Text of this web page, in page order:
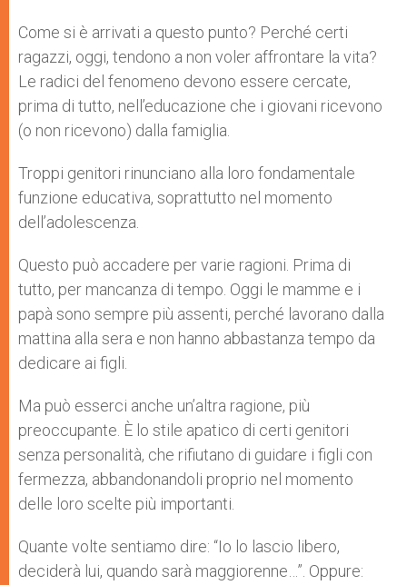
Come si è arrivati a questo punto? Perché certi
ragazzi, oggi, tendono a non voler affrontare la vita?
Le radici del fenomeno devono essere cercate,
prima di tutto, nell’educazione che i giovani ricevono
(o non ricevono) dalla famiglia.
Troppi genitori rinunciano alla loro fondamentale
funzione educativa, soprattutto nel momento
dell’adolescenza.
Questo può accadere per varie ragioni. Prima di
tutto, per mancanza di tempo. Oggi le mamme e i
papà sono sempre più assenti, perché lavorano dalla
mattina alla sera e non hanno abbastanza tempo da
dedicare ai figli.
Ma può esserci anche un’altra ragione, più
preoccupante. È lo stile apatico di certi genitori
senza personalità, che rifiutano di guidare i figli con
fermezza, abbandonandoli proprio nel momento
delle loro scelte più importanti.
Quante volte sentiamo dire: “Io lo lascio libero,
deciderà lui, quando sarà maggiorenne…”. Oppure: